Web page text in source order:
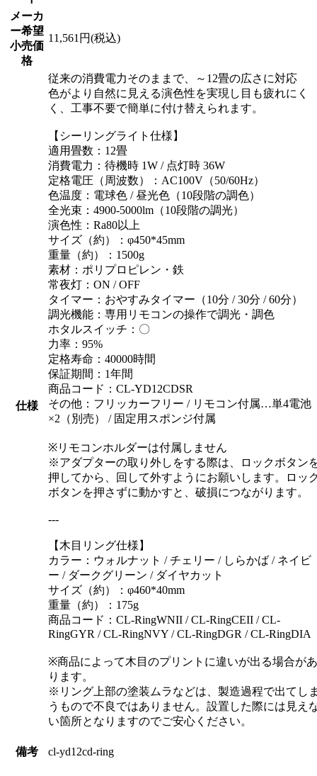
メーカ
ー希望
小売価
格
11,561円(税込)
仕様
従来の消費電力そのままで、～12畳の広さに対応
色がより自然に見える演色性を実現し目も疲れにく
く、工事不要で簡単に付け替えられます。
【シーリングライト仕様】
適用畳数：12畳
消費電力：待機時 1W / 点灯時 36W
定格電圧（周波数）：AC100V（50/60Hz）
色温度：電球色 / 昼光色（10段階の調色）
全光束：4900-5000lm（10段階の調光）
演色性：Ra80以上
サイズ（約）：φ450*45mm
重量（約）：1500g
素材：ポリプロピレン・鉄
常夜灯：ON / OFF
タイマー：おやすみタイマー（10分 / 30分 / 60分）
調光機能：専用リモコンの操作で調光・調色
ホタルスイッチ：〇
力率：95%
定格寿命：40000時間
保証期間：1年間
商品コード：CL-YD12CDSR
その他：フリッカーフリー / リモコン付属…単4電池
×2（別売） / 固定用スポンジ付属
※リモコンホルダーは付属しません
※アダプターの取り外しをする際は、ロックボタン
押してから、回して外すようにお願いします。ロッ
ボタンを押さずに動かすと、破損につながります。
---
【木目リング仕様】
カラー：ウォルナット / チェリー / しらかば / ネイビ
ー / ダークグリーン / ダイヤカット
サイズ（約）：φ460*40mm
重量（約）：175g
商品コード：CL-RingWNII / CL-RingCEII / CL-
RingGYR / CL-RingNVY / CL-RingDGR / CL-RingDIA
※商品によって木目のプリントに違いが出る場合があ
ります。
※リング上部の塗装ムラなどは、製造過程で出てし
うもので不良ではありません。設置した際には見え
い箇所となりますのでご安心ください。
備考 cl-yd12cd-ring